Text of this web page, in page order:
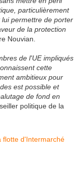
particulièrement
permettre de porter
de la protection
Nouvian.
de l'UE impliqués
cette
ambitieux pour
est possible et
de fond en
politique de la